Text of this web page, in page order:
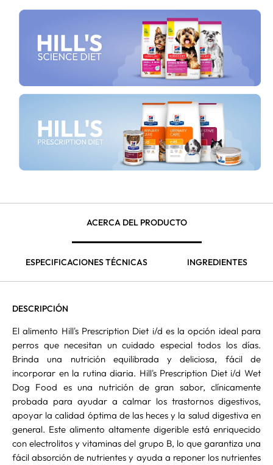
ACERCA DEL PRODUCTO
ESPECIFICACIONES TÉCNICAS INGREDIENTES
DESCRIPCIÓN
El alimento Hill's Prescription Diet i/d es la opción ideal para
perros que necesitan un cuidado especial todos los días.
Brinda una nutrición equilibrada y deliciosa, fácil de
incorporar en la rutina diaria. Hill's Prescription Diet i/d Wet
Dog Food es una nutrición de gran sabor, clínicamente
probada para ayudar a calmar los trastornos digestivos,
apoyar la calidad óptima de las heces y la salud digestiva en
general. Este alimento altamente digerible está enriquecido
con electrolitos y vitaminas del grupo B, lo que garantiza una
fácil absorción de nutrientes y ayuda a reponer los nutrientes